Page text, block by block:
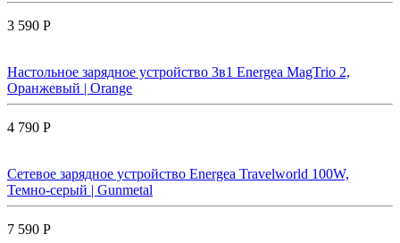
3 590 Р
Настольное зарядное устройство 3в1 Energea MagTrio 2,
Оранжевый | Orange
4 790 Р
Сетевое зарядное устройство Energea Travelworld 100W,
Темно-серый | Gunmetal
7 590 Р